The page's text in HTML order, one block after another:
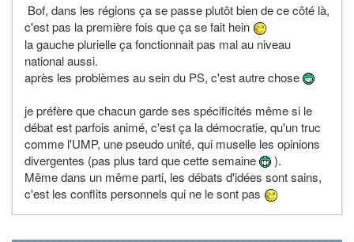
Bof, dans les régions ça se passe plutôt bien de ce côté là,
c'est pas la première fois que ça se fait hein
la gauche plurielle ça fonctionnait pas mal au niveau
national aussi.
après les problèmes au sein du PS, c'est autre chose
je préfère que chacun garde ses spécificités même si le
débat est parfois animé, c'est ça la démocratie, qu'un truc
comme l'UMP, une pseudo unité, qui muselle les opinions
divergentes (pas plus tard que cette semaine
).
Même dans un même parti, les débats d'idées sont sains,
c'est les conflits personnels qui ne le sont pas